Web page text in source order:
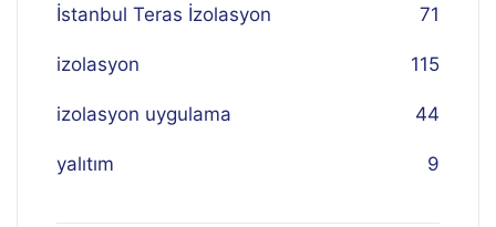
İstanbul Teras İzolasyon 71
izolasyon 115
izolasyon uygulama 44
yalıtım 9